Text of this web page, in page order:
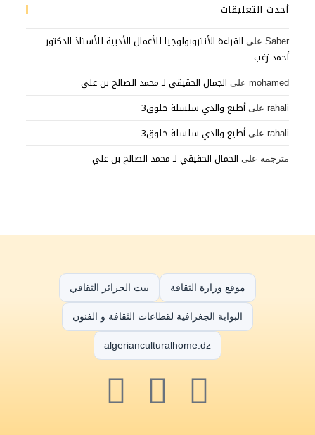
أحدث التعليقات
Saber على القراءة الأنثروبولوجيا للأعمال الأدبية للأستاذ الدكتور
أحمد زغب
mohamed على الجمال الحقيقي لـ محمد الصالح بن علي
rahali علىأطيع والدي سلسلة خلوق3
rahali علىأطيع والدي سلسلة خلوق3
مترجمة على الجمال الحقيقي لـ محمد الصالح بن علي
موقع وزارة الثقافة بيت الجزائر الثقافي
البوابة الجغرافية لقطاعات الثقافة و الفنون
algerianculturalhome.dz